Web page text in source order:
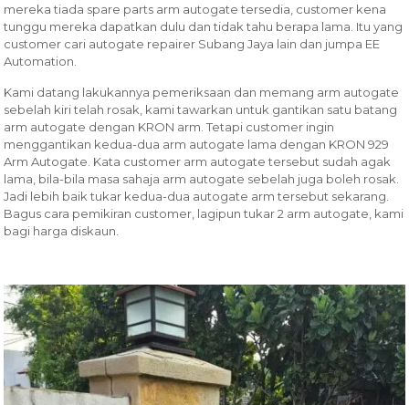
mereka tiada spare parts arm autogate tersedia, customer kena
tunggu mereka dapatkan dulu dan tidak tahu berapa lama. Itu yang
customer cari autogate repairer Subang Jaya lain dan jumpa EE
Automation.
Kami datang lakukannya pemeriksaan dan memang arm autogate
sebelah kiri telah rosak, kami tawarkan untuk gantikan satu batang
arm autogate dengan KRON arm. Tetapi customer ingin
menggantikan kedua-dua arm autogate lama dengan KRON 929
Arm Autogate. Kata customer arm autogate tersebut sudah agak
lama, bila-bila masa sahaja arm autogate sebelah juga boleh rosak.
Jadi lebih baik tukar kedua-dua autogate arm tersebut sekarang.
Bagus cara pemikiran customer, lagipun tukar 2 arm autogate, kami
bagi harga diskaun.